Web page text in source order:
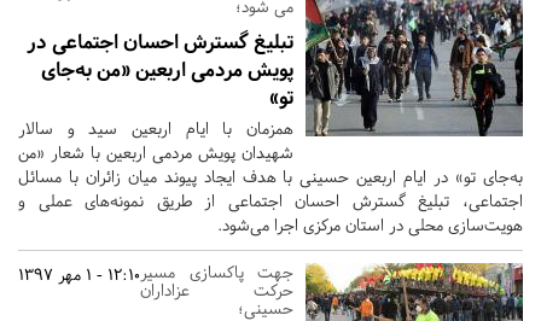
می شود؛
تبلیغ گسترش احسان اجتماعی در
پویش مردمی اربعین «من به‌جای
تو»
همزمان با ایام اربعین سید و سالار
شهیدان پویش مردمی اربعین با شعار «من
به‌جای تو» در ایام اربعین حسینی با هدف ایجاد پیوند میان زائران با مسائل
اجتماعی، تبلیغ گسترش احسان اجتماعی از طریق نمونه‌های عملی و
هویت‌سازی محلی در استان مرکزی اجرا می‌شود.
12:10 - 1 مهر 1397 جهت پاکسازی مسیر
حرکت عزاداران
حسینی؛